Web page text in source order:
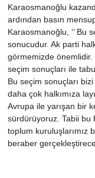
Karaosmanoğlu
ardından basın
Karaosmanoğlu, ‘’ Bu
sonucudur. Ak parti
görmemizde önemlidir.
seçim sonuçları ile
Bu seçim sonuçları
daha çok halkımıza
Avrupa ile yarışan bir
sürdürüyoruz. Tabii bu
toplum kuruluşlarımız
beraber